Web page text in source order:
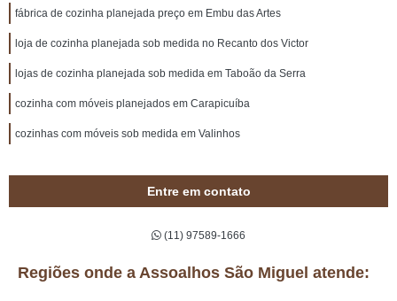
fábrica de cozinha planejada preço em Embu das Artes
loja de cozinha planejada sob medida no Recanto dos Victor
lojas de cozinha planejada sob medida em Taboão da Serra
cozinha com móveis planejados em Carapicuíba
cozinhas com móveis sob medida em Valinhos
Entre em contato
(11) 97589-1666
Regiões onde a Assoalhos São Miguel atende: